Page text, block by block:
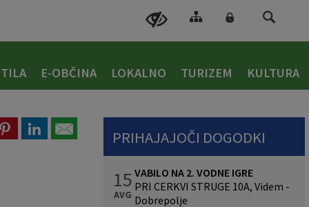
E-OBČINA LOKALNO TURIZEM KULTURA
PRIHAJAJOČI DOGODKI
15
AVG
VABILO NA 2. VODNE IGRE
PRI CERKVI STRUGE 10A, Videm -
Dobrepolje